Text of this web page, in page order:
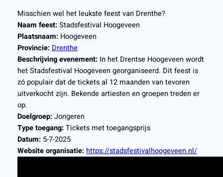
Misschien wel het leukste feest van Drenthe?
Naam feest: Stadsfestival Hoogeveen
Plaatsnaam: Hoogeveen
Provincie: Drenthe
Beschrijving evenement: In het Drentse Hoogeveen wordt
het Stadsfestival Hoogeveen georganiseerd. Dit feest is
zó populair dat de tickets al 12 maanden van tevoren
uitverkocht zijn. Bekende artiesten en groepen treden er
op.
Doelgroep: Jongeren
Type toegang: Tickets met toegangsprijs
Datum: 5-7-2025
Website organisatie: https://stadsfestivalhoogeveen.nl/